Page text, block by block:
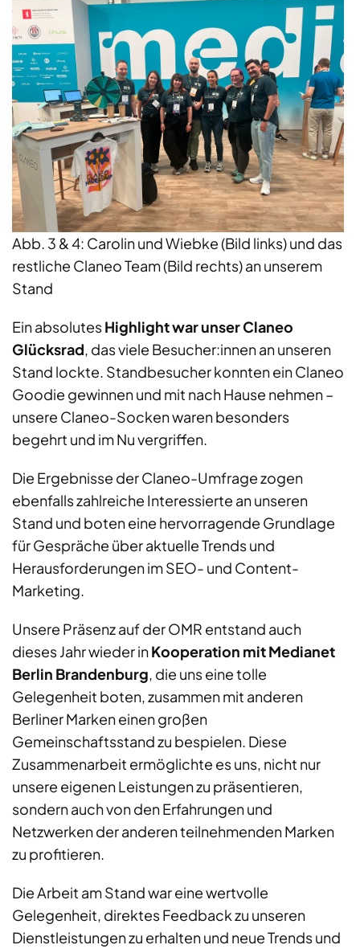
Abb. 3 & 4: Carolin und Wiebke (Bild links) und das
restliche Claneo Team (Bild rechts) an unserem
Stand
Ein absolutesHighlight war unser Claneo
Glücksrad, das viele Besucher:innen an unseren
Stand lockte. Standbesucher konnten ein Claneo
Goodie gewinnen und mit nach Hause nehmen –
unsere Claneo-Socken waren besonders
begehrt und im Nu vergriffen.
Die Ergebnisse der Claneo-Umfrage zogen
ebenfalls zahlreiche Interessierte an unseren
Stand und boten eine hervorragende Grundlage
für Gespräche über aktuelle Trends und
Herausforderungen im SEO- und Content-
Marketing.
Unsere Präsenz auf der OMR entstand auch
dieses Jahr wieder inKooperation mit Medianet
Berlin Brandenburg, die uns eine tolle
Gelegenheit boten, zusammen mit anderen
Berliner Marken einen großen
Gemeinschaftsstand zu bespielen. Diese
Zusammenarbeit ermöglichte es uns, nicht nur
unsere eigenen Leistungen zu präsentieren,
sondern auch von den Erfahrungen und
Netzwerken der anderen teilnehmenden Marken
zu profitieren.
Die Arbeit am Stand war eine wertvolle
Gelegenheit, direktes Feedback zu unseren
Dienstleistungen zu erhalten und neue Trends und